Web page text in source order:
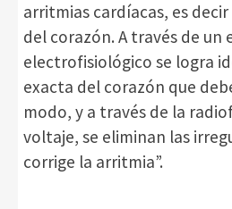
arritmias cardíacas, es
del corazón. A través de un
electrofisiológico se logra
exacta del corazón que
modo, y a través de la
voltaje, se eliminan las
corrige la arritmia”.